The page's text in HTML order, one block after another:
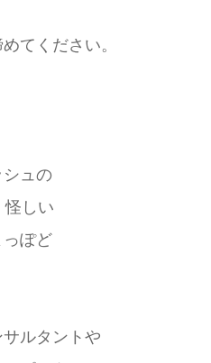
てください。
ュの
怪しい
ぽど
ルタントや